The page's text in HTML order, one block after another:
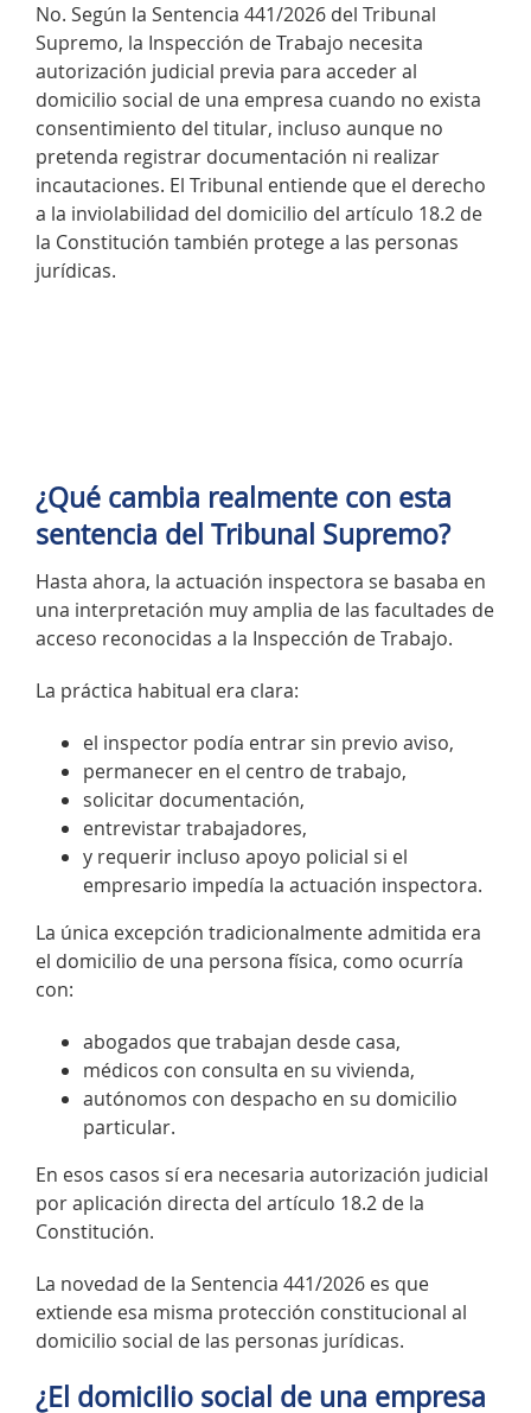
No. Según la Sentencia 441/2026 del Tribunal
Supremo, la Inspección de Trabajo necesita
autorización judicial previa para acceder al
domicilio social de una empresa cuando no exista
consentimiento del titular, incluso aunque no
pretenda registrar documentación ni realizar
incautaciones. El Tribunal entiende que el derecho
a la inviolabilidad del domicilio del artículo 18.2 de
la Constitución también protege a las personas
jurídicas.
¿Qué cambia realmente con esta
sentencia del Tribunal Supremo?
Hasta ahora, la actuación inspectora se basaba en
una interpretación muy amplia de las facultades de
acceso reconocidas a la Inspección de Trabajo.
La práctica habitual era clara:
el inspector podía entrar sin previo aviso,
permanecer en el centro de trabajo,
solicitar documentación,
entrevistar trabajadores,
y requerir incluso apoyo policial si el
empresario impedía la actuación inspectora.
La única excepción tradicionalmente admitida era
el domicilio de una persona física, como ocurría
con:
abogados que trabajan desde casa,
médicos con consulta en su vivienda,
autónomos con despacho en su domicilio
particular.
En esos casos sí era necesaria autorización judicial
por aplicación directa del artículo 18.2 de la
Constitución.
La novedad de la Sentencia 441/2026 es que
extiende esa misma protección constitucional al
domicilio social de las personas jurídicas.
¿El domicilio social de una empresa